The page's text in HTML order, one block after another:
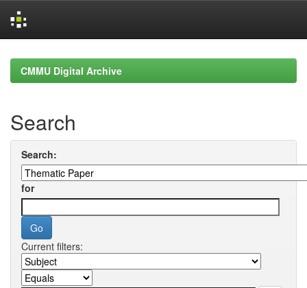
navigationCMMU Digital Archive
Search
Search:
for
Current filters: